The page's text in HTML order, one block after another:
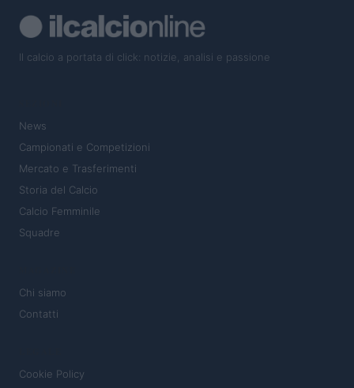
Il calcio a portata di click: notizie, analisi e passione
News
Campionati e Competizioni
Mercato e Trasferimenti
Storia del Calcio
Calcio Femminile
Squadre
Chi siamo
Contatti
Cookie Policy